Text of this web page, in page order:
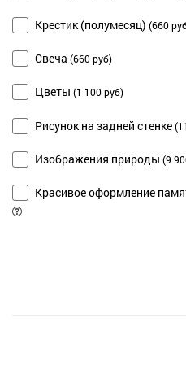
Крестик (полумесяц) (660
Свеча (660 руб)
Цветы (1 100 руб)
Рисунок на задней стенке
Изображения природы (9
Красивое оформление